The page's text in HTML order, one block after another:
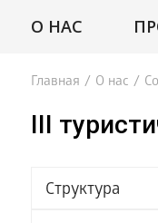
О НАС
Главная / О нас /
III
Структура